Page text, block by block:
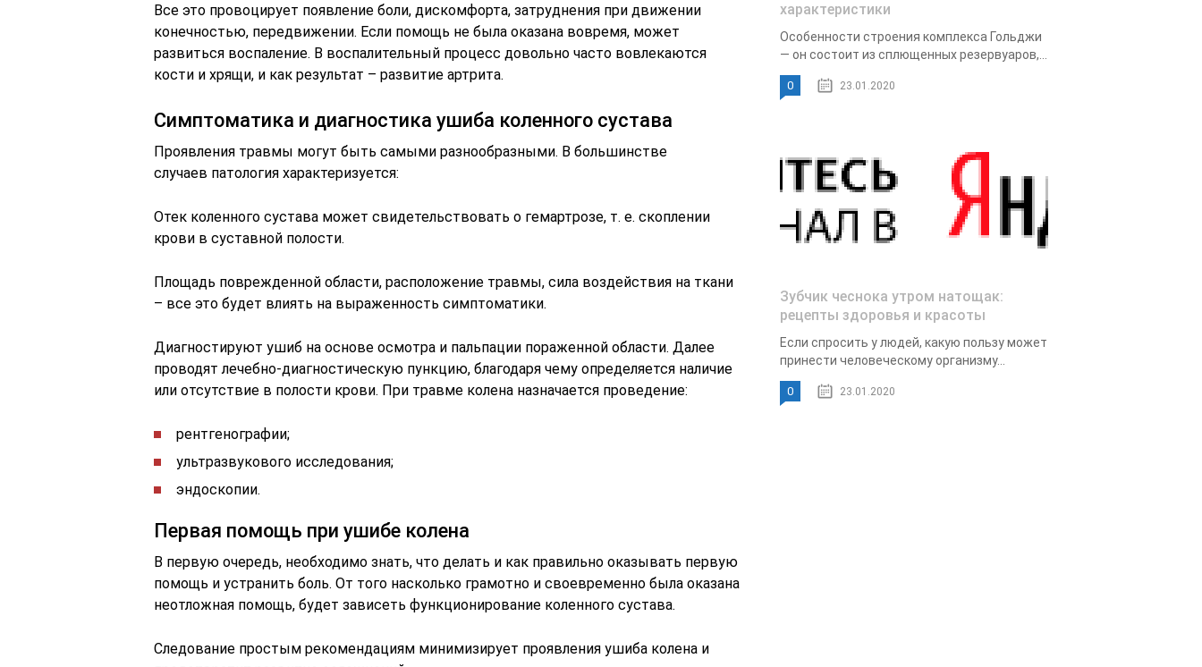
Все это провоцирует появление боли, дискомфорта, затруднения при движении
конечностью, передвижении. Если помощь не была оказана вовремя, может
развиться воспаление. В воспалительный процесс довольно часто вовлекаются
кости и хрящи, и как результат – развитие артрита.
Симптоматика и диагностика ушиба коленного сустава
Проявления травмы могут быть самыми разнообразными. В большинстве
случаев патология характеризуется:
Отек коленного сустава может свидетельствовать о гемартрозе, т. е. скоплении
крови в суставной полости.
Площадь поврежденной области, расположение травмы, сила воздействия на ткани
– все это будет влиять на выраженность симптоматики.
Диагностируют ушиб на основе осмотра и пальпации пораженной области. Далее
проводят лечебно-диагностическую пункцию, благодаря чему определяется наличие
или отсутствие в полости крови. При травме колена назначается проведение:
рентгенографии;
ультразвукового исследования;
эндоскопии.
Первая помощь при ушибе колена
В первую очередь, необходимо знать, что делать и как правильно оказывать первую
помощь и устранить боль. От того насколько грамотно и своевременно была оказана
неотложная помощь, будет зависеть функционирование коленного сустава.
Следование простым рекомендациям минимизирует проявления ушиба колена и
характеристики
Особенности строения комплекса Гольджи
— он состоит из сплющенных резервуаров,...
0 23.01.2020
Зубчик чеснока утром натощак:
рецепты здоровья и красоты
Если спросить у людей, какую пользу может
принести человеческому организму...
0 23.01.2020